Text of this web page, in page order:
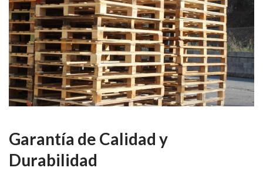
Garantía de Calidad y
Durabilidad